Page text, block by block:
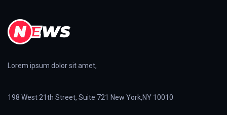
Lorem ipsum dolor sit amet,
198 West 21th Street, Suite 721 New York,NY 10010